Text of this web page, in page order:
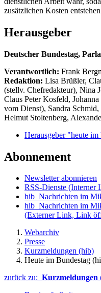
zusätzlichen Kosten
Herausgeber
Deutscher Bundestag,
Verantwortlich: Frank
Redaktion: Lisa Brüßler,
(stellv. Chefredakteur), Nina
Claus Peter Kosfeld,
vom Dienst), Sandra
Helmut Stoltenberg,
Herausgeber "heute
Abonnement
Newsletter abonnieren
RSS-Dienste (Interner
hib_Nachrichten im
hib_Nachrichten im
(Externer Link, Link
Webarchiv
Presse
Kurzmeldungen (hib)
Heute im Bundestag
zurück zu: Kurzmeldungen